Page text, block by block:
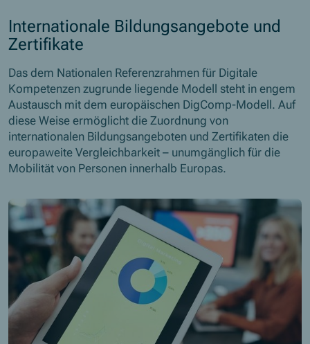
Internationale Bildungsangebote und
Zertifikate
Das dem Nationalen Referenzrahmen für Digitale
Kompetenzen zugrunde liegende Modell steht in engem
Austausch mit dem europäischen DigComp-Modell. Auf
diese Weise ermöglicht die Zuordnung von
internationalen Bildungsangeboten und Zertifikaten die
europaweite Vergleichbarkeit – unumgänglich für die
Mobilität von Personen innerhalb Europas.